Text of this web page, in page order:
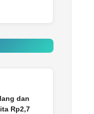
dan
Rp2,7